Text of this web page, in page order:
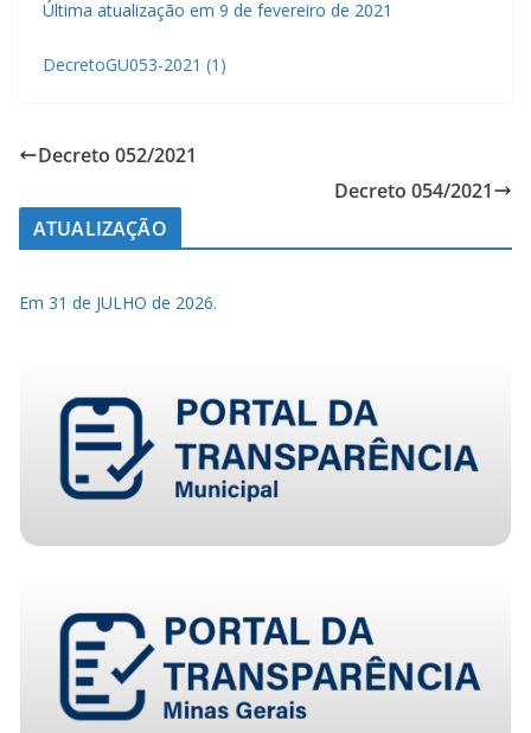
Última atualização em 9 de fevereiro de 2021
DecretoGU053-2021 (1)
Decreto 052/2021
Decreto 054/2021
ATUALIZAÇÃO
Em 31 de JULHO de 2026.